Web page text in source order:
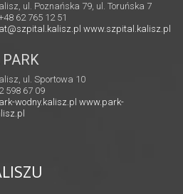
ul. Poznańska 79, ul. Toruńska 7
62 765 12 51
www.szpital.kalisz.pl
PARK
ul. Sportowa 10
598 67 09
wodny.kalisz.pl www.park-